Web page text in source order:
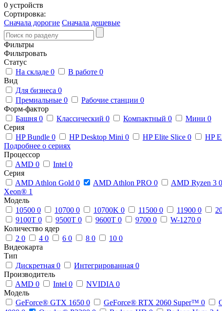
0 устройств
Сортировка:
Сначала дорогие Сначала дешевые
Фильтры
Фильтровать
Статус
На складе 0 В работе 0
Вид
Для бизнеса 0
Премиальные 0 Рабочие станции 0
Форм-фактор
Башня 0 Классический 0 Компактный 0 Мини 0
Серия
HP Bundle 0 HP Desktop Mini 0 HP Elite Slice 0 HP
Подробнее о сериях
Процессор
AMD 0 Intel 0
Серия
AMD Athlon Gold 0 AMD Athlon PRO 0 AMD Ryzen 3 0
Xeon® 1
Модель
10500 0 10700 0 10700K 0 11500 0 11900 0
9100T 0 9500T 0 9600T 0 9700 0 W-1270 0
Количество ядер
2 0 4 0 6 0 8 0 10 0
Видеокарта
Тип
Дискретная 0 Интегрированная 0
Производитель
AMD 0 Intel 0 NVIDIA 0
Модель
GeForce® GTX 1650 0 GeForce® RTX 2060 Super™ 0